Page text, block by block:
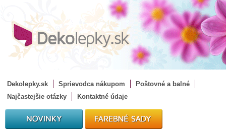
Dekolepky.sk Sprievodca nákupom
Poštovné a balné
Najčastejšie otázky
Kontaktné údaje